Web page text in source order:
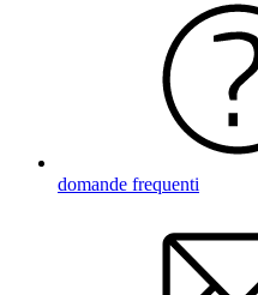
domande frequenti